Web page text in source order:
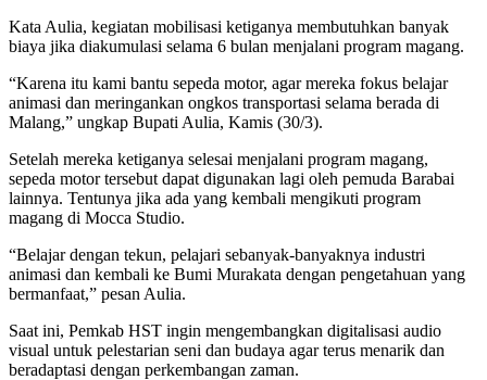
Kata Aulia, kegiatan mobilisasi ketiganya membutuhkan banyak
biaya jika diakumulasi selama 6 bulan menjalani program magang.
“Karena itu kami bantu sepeda motor, agar mereka fokus belajar
animasi dan meringankan ongkos transportasi selama berada di
Malang,” ungkap Bupati Aulia, Kamis (30/3).
Setelah mereka ketiganya selesai menjalani program magang,
sepeda motor tersebut dapat digunakan lagi oleh pemuda Barabai
lainnya. Tentunya jika ada yang kembali mengikuti program
magang di Mocca Studio.
“Belajar dengan tekun, pelajari sebanyak-banyaknya industri
animasi dan kembali ke Bumi Murakata dengan pengetahuan yang
bermanfaat,” pesan Aulia.
Saat ini, Pemkab HST ingin mengembangkan digitalisasi audio
visual untuk pelestarian seni dan budaya agar terus menarik dan
beradaptasi dengan perkembangan zaman.